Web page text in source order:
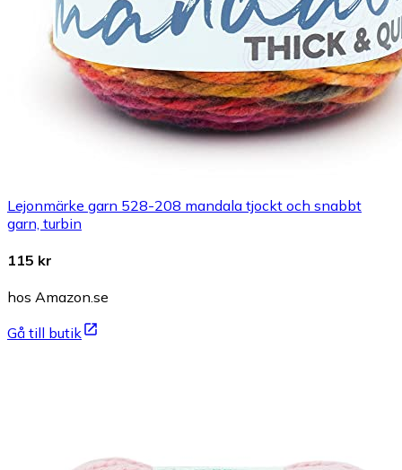
Lejonmärke garn 528-208 mandala tjockt och snabbt
garn, turbin
115 kr
hos Amazon.se
Gå till butik